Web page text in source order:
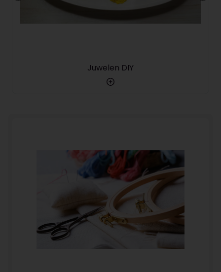
Juwelen DIY